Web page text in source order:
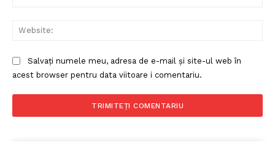
Salvați numele meu, adresa de e-mail și site-ul web în
acest browser pentru data viitoare i comentariu.